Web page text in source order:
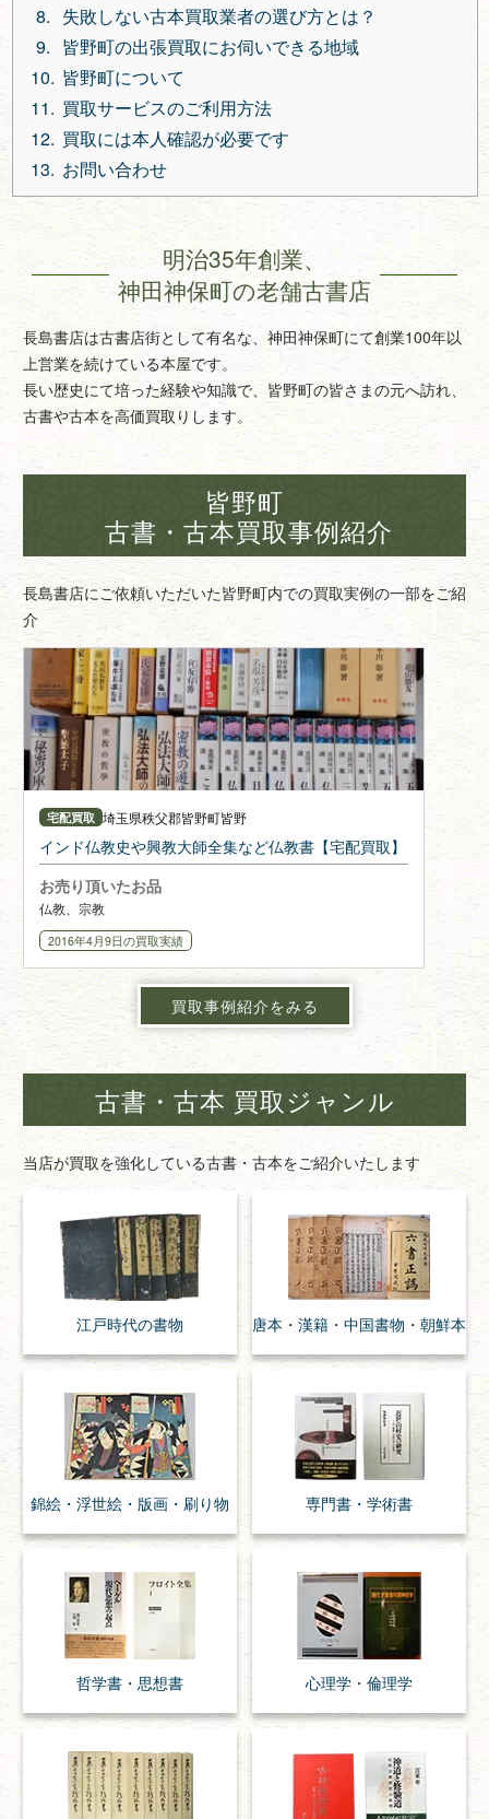
失敗しない古本買取業者の選び方とは？
皆野町の出張買取にお伺いできる地域
皆野町について
買取サービスのご利用方法
買取には本人確認が必要です
お問い合わせ
明治35年創業、
神田神保町の老舗古書店
長島書店は古書店街として有名な、神田神保町にて創業100年以
上営業を続けている本屋です。
長い歴史にて培った経験や知識で、皆野町の皆さまの元へ訪れ、
古書や古本を高価買取りします。
皆野町
古書・古本買取事例紹介
長島書店にご依頼いただいた皆野町内での買取実例の一部をご紹
介
宅配買取 埼玉県秩父郡皆野町皆野
インド仏教史や興教大師全集など仏教書【宅配買取】
お売り頂いたお品
仏教、宗教
2016年4月9日の買取実績
買取事例紹介をみる
古書・古本 買取ジャンル
当店が買取を強化している古書・古本をご紹介いたします
江戸時代の書物 唐本・漢籍・ 中国書物・朝鮮本
錦絵・浮世絵・ 版画・刷り物 専門書・ 学術書
哲学書・思想書 心理学・倫理学